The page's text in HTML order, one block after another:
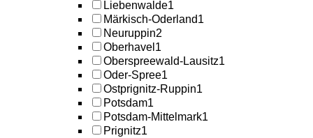
Liebenwalde1
Märkisch-Oderland1
Neuruppin2
Oberhavel 1
Oberspreewald-Lausitz1
Oder-Spree1
Ostprignitz-Ruppin1
Potsdam1
Potsdam-Mittelmark1
Prignitz1